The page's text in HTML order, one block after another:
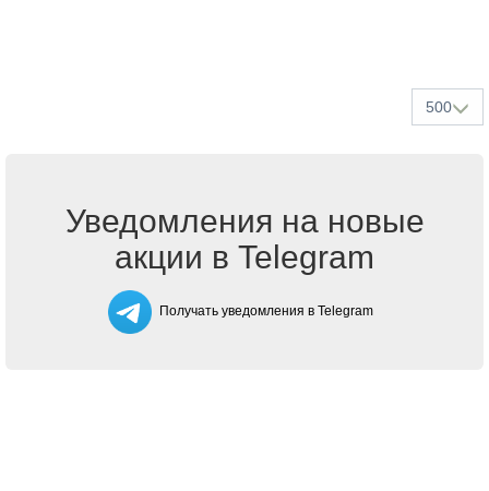
500
Уведомления на новые
акции в Telegram
Получать уведомления в Telegram